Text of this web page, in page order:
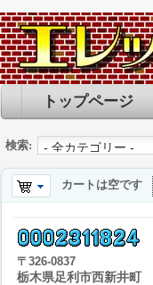
トップページ
検索:
カートは空です
〒 326-0837
栃木県足利市西新井町